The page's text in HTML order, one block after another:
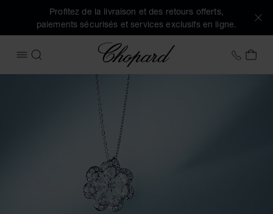
Profitez de la livraison et des retours offerts,
paiements sécurisés et services exclusifs en ligne.
OUVRIR LE MENU
RECHERCHER
Chopard +41